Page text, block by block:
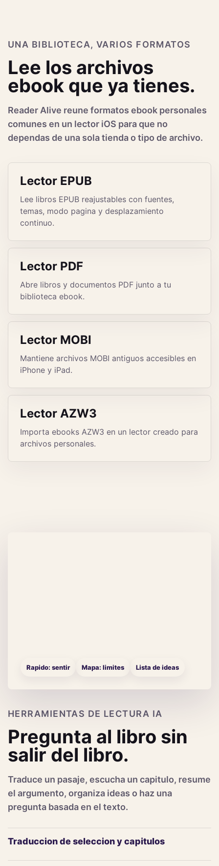
UNA BIBLIOTECA, VARIOS FORMATOS
Lee los archivos
ebook que ya tienes.
Reader Alive reune formatos ebook personales
comunes en un lector iOS para que no
dependas de una sola tienda o tipo de archivo.
Lector EPUB
Lee libros EPUB reajustables con fuentes,
temas, modo pagina y desplazamiento
continuo.
Lector PDF
Abre libros y documentos PDF junto a tu
biblioteca ebook.
Lector MOBI
Mantiene archivos MOBI antiguos accesibles en
iPhone y iPad.
Lector AZW3
Importa ebooks AZW3 en un lector creado para
archivos personales.
Rapido: sentir Mapa: limites Lista de ideas
HERRAMIENTAS DE LECTURA IA
Pregunta al libro sin
salir del libro.
Traduce un pasaje, escucha un capitulo, resume
el argumento, organiza ideas o haz una
pregunta basada en el texto.
Traduccion de seleccion y capitulos